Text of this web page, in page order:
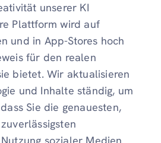
unserer KI
Plattform wird auf
und in App-Stores hoch
für den realen
bietet. Wir aktualisieren
und Inhalte ständig, um
Sie die genauesten,